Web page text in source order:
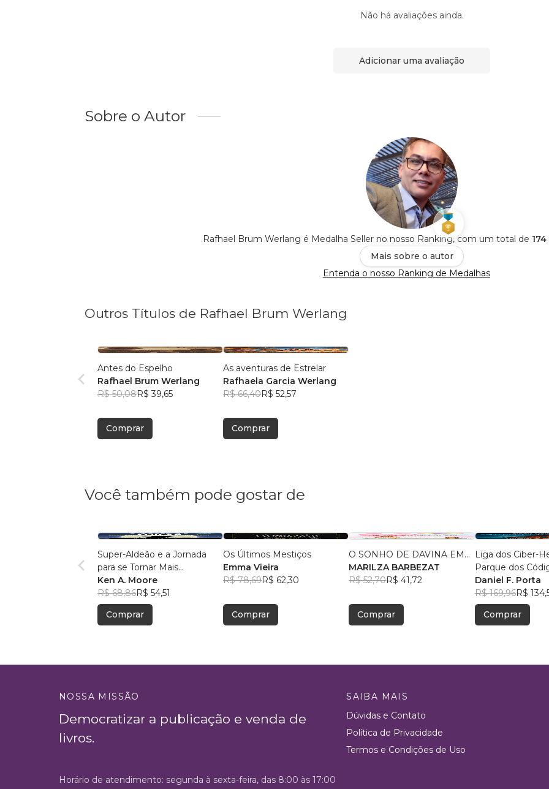
Não há avaliações ainda.
Adicionar uma avaliação
Sobre o Autor
Rafhael Brum Werlang é Medalha Seller no nosso Ranking, com um total de
Mais sobre o autor
Entenda o nosso Ranking de Medalhas
Outros Títulos de Rafhael Brum Werlang
Antes do Espelho
Rafhael Brum Werlang
R$ 50,08R$ 39,65
Comprar
As aventuras de Estrelar
Rafhaela Garcia Werlang
R$ 66,40R$ 52,57
Comprar
Você também pode gostar de
Super-Aldeão e a Jornada
para se Tornar Mais
Interessante!
Ken A. Moore
R$ 68,86R$ 54,51
Comprar
Os Últimos Mestiços
Emma Vieira
R$ 78,69R$ 62,30
Comprar
O SONHO DE DAVINA EM...
MARILZA BARBEZAT
R$ 52,70R$ 41,72
Comprar
Liga dos Ciber-
Parque dos
ao Desconhecido
Daniel F. Porta
R$ 169,96R$
Comprar
NOSSA MISSÃO
Democratizar a publicação e venda de
livros.
SAIBA MAIS
Dúvidas e Contato
Política de Privacidade
Termos e Condições de Uso
Horário de atendimento: segunda à sexta-feira, das 8:00 às 17:00